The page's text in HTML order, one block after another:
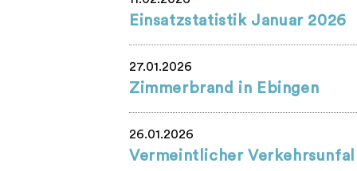
Einsatzstatistik Januar 2026
27.01.2026
Zimmerbrand in Ebingen
26.01.2026
Vermeintlicher